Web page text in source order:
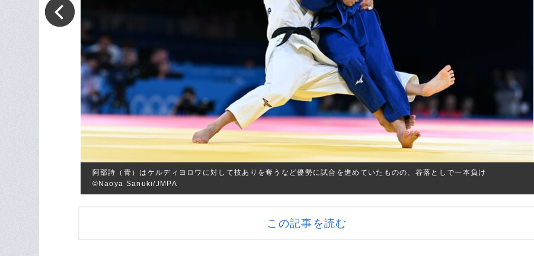
阿部詩（青）はケルディヨロワに対して技ありを奪うなど優勢に試合を進めていたものの、谷落としで一本負け
©Naoya Sanuki/JMPA
この記事を読む